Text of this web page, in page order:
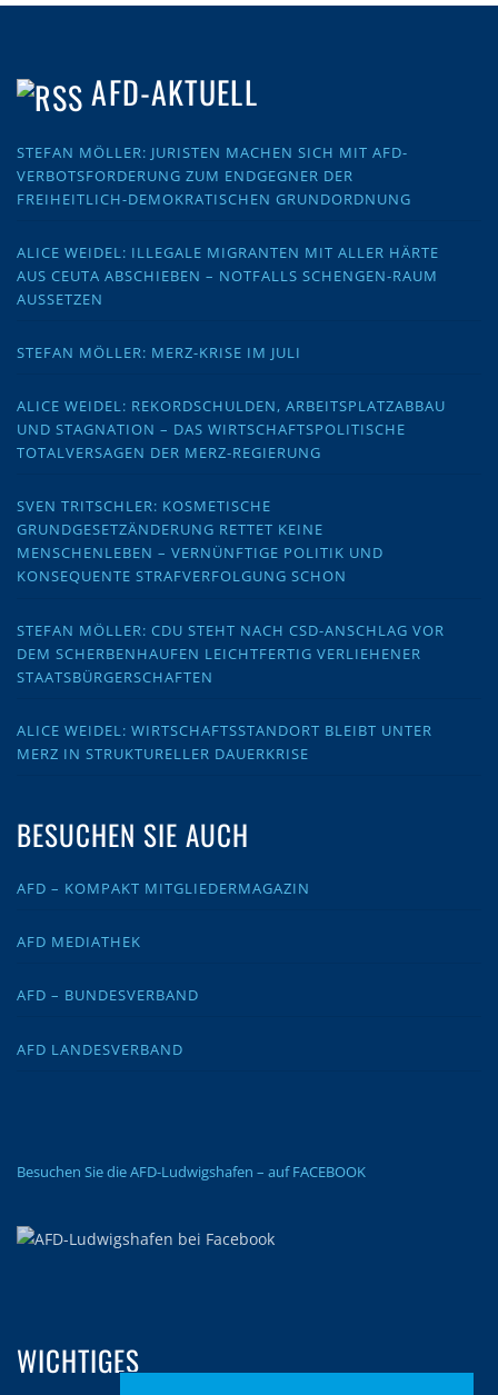
AFD-AKTUELL
STEFAN MÖLLER: JURISTEN MACHEN SICH MIT AFD-
VERBOTSFORDERUNG ZUM ENDGEGNER DER
FREIHEITLICH-DEMOKRATISCHEN GRUNDORDNUNG
ALICE WEIDEL: ILLEGALE MIGRANTEN MIT ALLER HÄRTE
AUS CEUTA ABSCHIEBEN – NOTFALLS SCHENGEN-RAUM
AUSSETZEN
STEFAN MÖLLER: MERZ-KRISE IM JULI
ALICE WEIDEL: REKORDSCHULDEN, ARBEITSPLATZABBAU
UND STAGNATION – DAS WIRTSCHAFTSPOLITISCHE
TOTALVERSAGEN DER MERZ-REGIERUNG
SVEN TRITSCHLER: KOSMETISCHE
GRUNDGESETZÄNDERUNG RETTET KEINE
MENSCHENLEBEN – VERNÜNFTIGE POLITIK UND
KONSEQUENTE STRAFVERFOLGUNG SCHON
STEFAN MÖLLER: CDU STEHT NACH CSD-ANSCHLAG VOR
DEM SCHERBENHAUFEN LEICHTFERTIG VERLIEHENER
STAATSBÜRGERSCHAFTEN
ALICE WEIDEL: WIRTSCHAFTSSTANDORT BLEIBT UNTER
MERZ IN STRUKTURELLER DAUERKRISE
BESUCHEN SIE AUCH
AFD – KOMPAKT MITGLIEDERMAGAZIN
AFD MEDIATHEK
AFD – BUNDESVERBAND
AFD LANDESVERBAND
Besuchen Sie die AFD-Ludwigshafen – auf FACEBOOK
WICHTIGES